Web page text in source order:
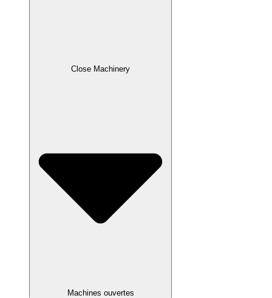
Close Machinery
Machines ouvertes